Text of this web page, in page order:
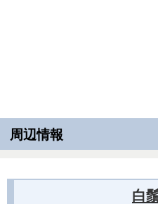
周辺情報
白